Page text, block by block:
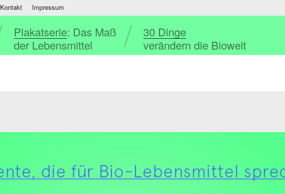
Kontakt Impressum
Plakatserie: Das Maß
der Lebensmittel
30 Dinge
verändern die Biowelt